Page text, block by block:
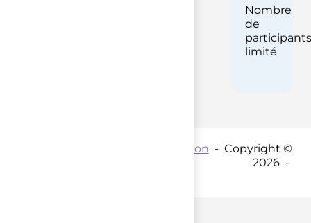
Nombre
de
participants
limité
Coordination - Copyright ©
2026 -